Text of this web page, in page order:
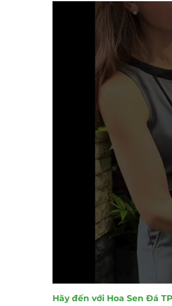
Hãy đến với Hoa Sen Đá